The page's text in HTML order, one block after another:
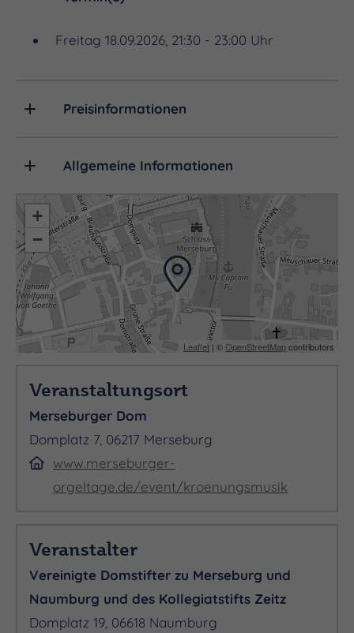
Stefan Mücksch
MITWIRKENDE
Julia Sophie Wagner – Sopran
Daniel Johannsen – Tenor
Freitag 18.09.2026, 21:30 - 23:00 Uhr
Preisinformationen
Allgemeine Informationen
+
−
Leaflet | ©OpenStreetMapcontributors
Veranstaltungsort
Merseburger Dom
Domplatz 7, 06217 Merseburg
www.merseburger-
orgeltage.de/event/kroenungsmusik
Veranstalter
Vereinigte Domstifter zu Merseburg und
Naumburg und des Kollegiatstifts Zeitz
Domplatz 19, 06618 Naumburg